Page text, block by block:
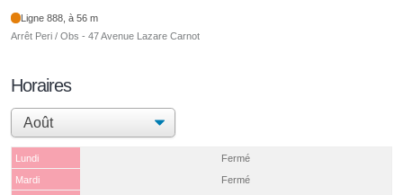
Ligne 888, à 56 m
Arrêt Peri / Obs - 47 Avenue Lazare Carnot
Horaires
Lundi
Fermé
Mardi
Fermé